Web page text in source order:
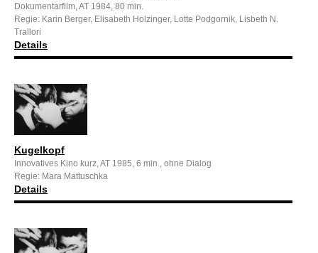
Dokumentarfilm, AT 1984, 80 min.
Regie: Karin Berger, Elisabeth Holzinger, Lotte Podgornik, Lisbeth N.
Trallori
Details
Kugelkopf
Innovatives Kino kurz, AT 1985, 6 min., ohne Dialog
Regie: Mara Mattuschka
Details